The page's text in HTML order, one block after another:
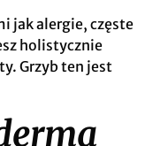
jak alergie, częste
holistycznie
Grzyb ten jest